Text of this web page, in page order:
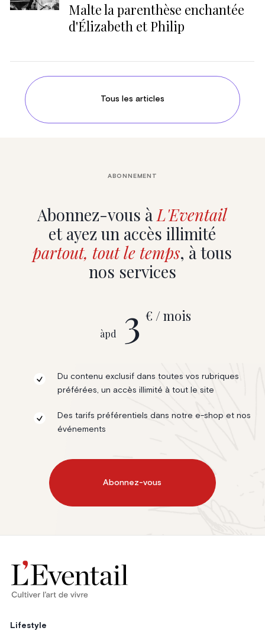
Malte la parenthèse enchantée
d'Élizabeth et Philip
Tous les articles
Abonnez-vous àL'Eventail
et ayez un accès illimité
partout, tout le temps, à tous
nos services
ABONNEMENT
àpd 3 € / mois
Du contenu exclusif dans toutes vos rubriques
préférées, un accès illimité à tout le site
Des tarifs préférentiels dans notre e-shop et nos
événements
Abonnez-vous
Lifestyle